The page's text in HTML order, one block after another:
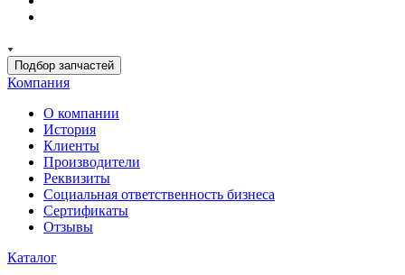
Подбор запчастей
Компания
О компании
История
Клиенты
Производители
Реквизиты
Социальная ответственность бизнеса
Сертификаты
Отзывы
Каталог